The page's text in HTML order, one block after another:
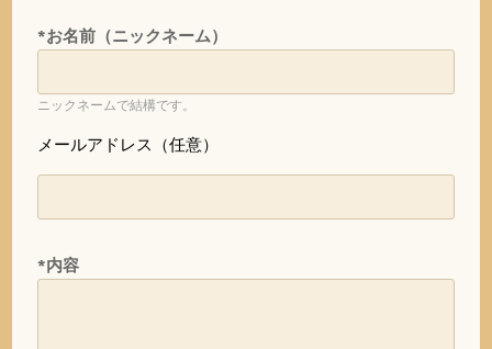
*お名前（ニックネーム）
ニックネームで結構です。
メールアドレス（任意）
*内容